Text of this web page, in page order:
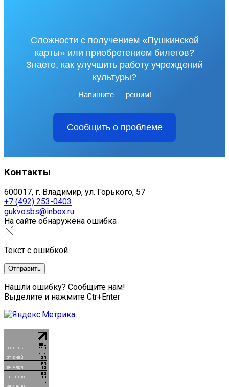
Сложности с получением «Пушкинской
карты» или приобретением билетов?
Знаете, как улучшить работу учреждений
культуры?
Напишите — решим!
Сообщить о проблеме
Контакты
600017, г. Владимир, ул. Горького, 57
+7 (492) 253-0403
gukvosbs@inbox.ru
На сайте обнаружена ошибка
Текст с ошибкой
Нашли ошибку? Сообщите нам!
Выделите и нажмите Ctr+Enter